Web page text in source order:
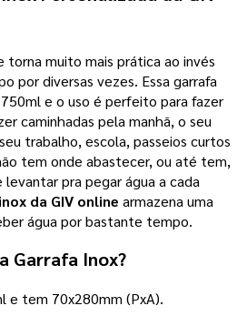
torna muito mais prática ao invés
por diversas vezes. Essa garrafa
e o uso é perfeito para fazer
caminhadas pela manhã, o seu
trabalho, escola, passeios curtos
tem onde abastecer, ou até tem,
pra pegar água a cada
da GIV online armazena uma
água por bastante tempo.
Garrafa Inox?
e tem 70x280mm (PxA).